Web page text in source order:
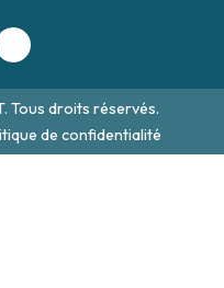
Tous droits réservés.
de confidentialité